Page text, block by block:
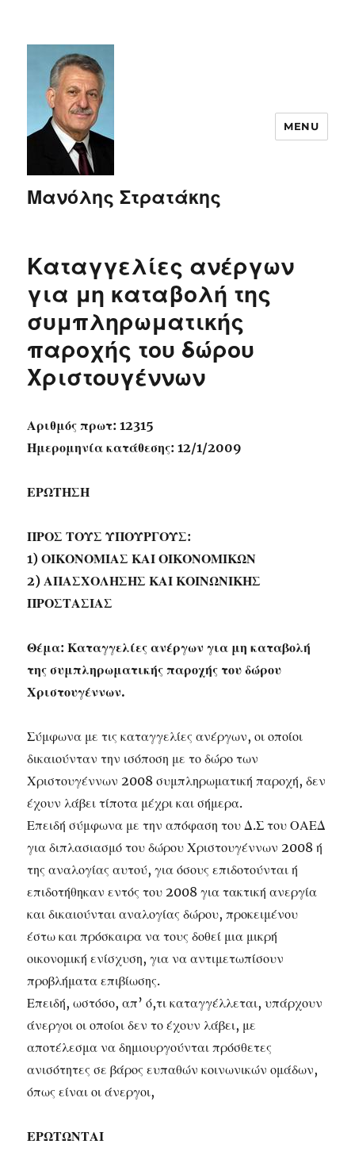
Μανόλης Στρατάκης
MENU
Καταγγελίες ανέργων
για μη καταβολή της
συμπληρωματικής
παροχής του δώρου
Χριστουγέννων
Αριθμός πρωτ: 12315
Ημερομηνία κατάθεσης: 12/1/2009
ΕΡΩΤΗΣΗ
ΠΡΟΣ ΤΟΥΣ ΥΠΟΥΡΓΟΥΣ:
1) ΟΙΚΟΝΟΜΙΑΣ ΚΑΙ ΟΙΚΟΝΟΜΙΚΩΝ
2) ΑΠΑΣΧΟΛΗΣΗΣ ΚΑΙ ΚΟΙΝΩΝΙΚΗΣ
ΠΡΟΣΤΑΣΙΑΣ
Θέμα: Καταγγελίες ανέργων για μη καταβολή
της συμπληρωματικής παροχής του δώρου
Χριστουγέννων.
Σύμφωνα με τις καταγγελίες ανέργων, οι οποίοι
δικαιούνταν την ισόποση με το δώρο των
Χριστουγέννων 2008 συμπληρωματική παροχή, δεν
έχουν λάβει τίποτα μέχρι και σήμερα.
Επειδή σύμφωνα με την απόφαση του Δ.Σ του ΟΑΕΔ
για διπλασιασμό του δώρου Χριστουγέννων 2008 ή
της αναλογίας αυτού, για όσους επιδοτούνται ή
επιδοτήθηκαν εντός του 2008 για τακτική ανεργία
και δικαιούνται αναλογίας δώρου, προκειμένου
έστω και πρόσκαιρα να τους δοθεί μια μικρή
οικονομική ενίσχυση, για να αντιμετωπίσουν
προβλήματα επιβίωσης.
Επειδή, ωστόσο, απ’ ό,τι καταγγέλλεται, υπάρχουν
άνεργοι οι οποίοι δεν το έχουν λάβει, με
αποτέλεσμα να δημιουργούνται πρόσθετες
ανισότητες σε βάρος ευπαθών κοινωνικών ομάδων,
όπως είναι οι άνεργοι,
ΕΡΩΤΩΝΤΑΙ